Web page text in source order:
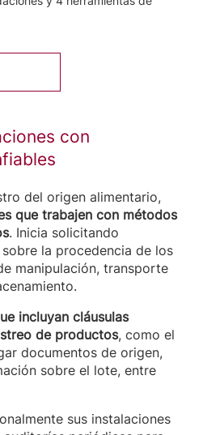
con
del origen alimentario,
que trabajen con métodos
. Inicia solicitando
la procedencia de los
manipulación, transporte
incluyan cláusulas
de productos, como el
documentos de origen,
sobre el lote, entre
sus instalaciones